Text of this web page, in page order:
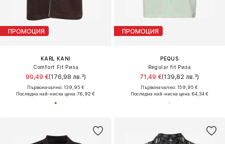
ПРОМОЦИЯ
KARL KANI
Comfort Fit Риза
90,49 €(176,98 лв.³)
Първоначално: 139,95 €
Последна най-ниска цена:76,92 €
ПРОМОЦИЯ
PEQUS
Regular fit Риза
71,49 €(139,82 лв.³)
Първоначално: 159,95 €
Последна най-ниска цена:64,34 €